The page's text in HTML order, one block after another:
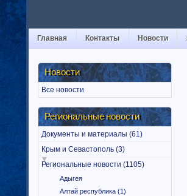
Главная Контакты Новости
Новости
Все новости
Региональные новости
Документы и материалы (61)
Крым и Севастополь (3)
Региональные новости (1105)
Адыгея
Алтай республика (1)